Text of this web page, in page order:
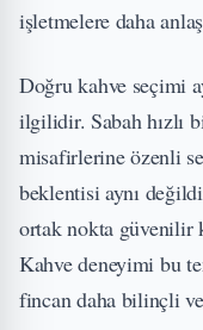
işletmelere daha
Doğru kahve seçimi
ilgilidir. Sabah hızlı
misafirlerine özenli
beklentisi aynı
ortak nokta güvenilir
Kahve deneyimi bu
fincan daha bilinçli